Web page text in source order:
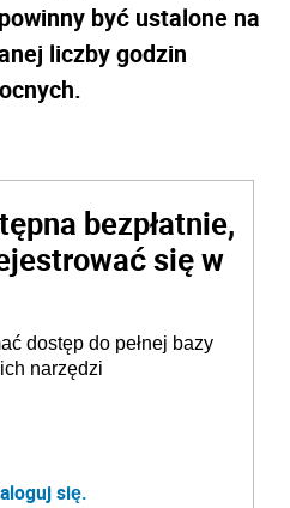
być ustalone na
liczby godzin
bezpłatnie,
się w
dostęp do pełnej bazy
narzędzi
się.